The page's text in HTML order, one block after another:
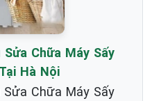
Chữa Máy Sấy
Hà Nội
Chữa Máy Sấy